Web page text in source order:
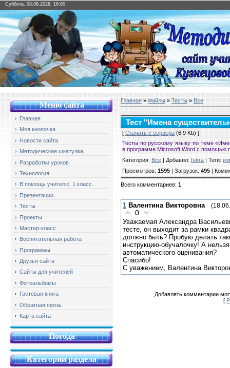
Суббота, 08.08.2026, 16:00
Меню сайта
Главная
Моя кнопочка
Новости сайта
Методическая шкатулка
Разработки уроков
Технология
В помощь учителю. 1 класс.
Презентации
Тесты
Проекты
Мастер-класс
Воспитательная работа
Программы
Друзья сайта
Сайты для учителей
Фотоальбомы
Гостевая книга
Обратная связь
Карта сайта
Погода
Категории раздела
Главная » Файлы » Тесты » Все
Тест "Имена
[ Скачать с сервера (6.9 Kb) ]
Тесты по русскому языку по теме
в программе Microsoft Word с помощью
Категория: Все | Добавил: Iskra | Теги:
Просмотров: 1595 | Загрузок: 495 |
Всего комментариев: 1
1 Валентина Викторовна
0
Уважаемая Александра
тесте, он выходит за рамки
должно быть? Пробую делать
инструкцию-обучалочку! А
автоматического оценивания?
Спасибо!
С уважением, Валентина
Добавлять комментарии
[